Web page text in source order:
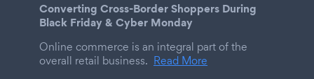
Converting Cross-Border Shoppers During
Black Friday & Cyber Monday
Online commerce is an integral part of the
overall retail business. Read More